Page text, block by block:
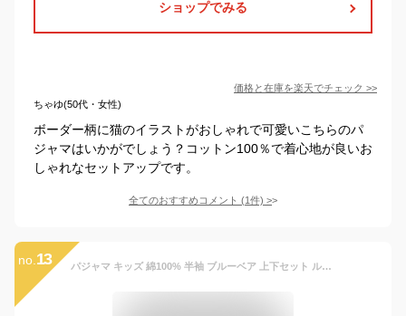
ショップでみる
価格と在庫を楽天でチェック >>
ちゃゆ(50代・女性)
ボーダー柄に猫のイラストがおしゃれで可愛いこちらのパ
ジャマはいかがでしょう？コットン100％で着心地が良いお
しゃれなセットアップです。
全てのおすすめコメント (1件) >
no. 13 パジャマ キッズ 綿100% 半袖 ブルーベア 上下セット ルームウェア男の子 女の子 かわいい おしゃれ スウェット 半ズボン 90cm 100cm 110cm 120cm 130cm 140cm コットン 寝巻き 下着 子供用 韓国 子供服 (1)